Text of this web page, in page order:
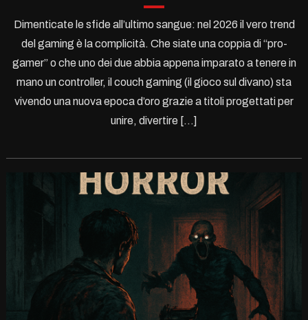
Dimenticate le sfide all’ultimo sangue: nel 2026 il vero trend
del gaming è la complicità. Che siate una coppia di “pro-
gamer” o che uno dei due abbia appena imparato a tenere in
mano un controller, il couch gaming (il gioco sul divano) sta
vivendo una nuova epoca d’oro grazie a titoli progettati per
unire, divertire […]